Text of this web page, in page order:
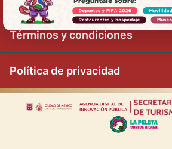
Términos y condiciones
Política de privacidad